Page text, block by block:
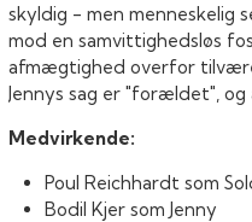
skyldig - men menneskelig
mod en samvittighedsløs
afmægtighed overfor
Jennys sag er "forældet", og
Medvirkende:
Poul Reichhardt som
Bodil Kjer som Jenny